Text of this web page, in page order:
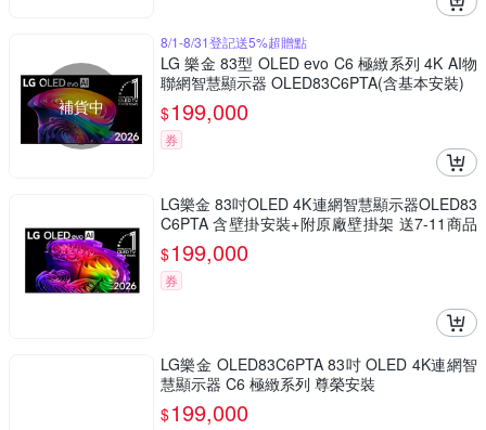
補貨中
8/1-8/31登記送5%超贈點
LG 樂金 83型 OLED evo C6 極緻系列 4K AI物
聯網智慧顯示器 OLED83C6PTA(含基本安裝)
$199,000
券
LG樂金 83吋OLED 4K連網智慧顯示器OLED83
C6PTA 含壁掛安裝+附原廠壁掛架 送7-11商品
卡7800元
$199,000
券
LG樂金 OLED83C6PTA 83吋 OLED 4K連網智
慧顯示器 C6 極緻系列 尊榮安裝
$199,000